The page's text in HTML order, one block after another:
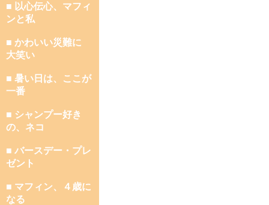
■ 以心伝心、マフィ
ンと私
■ かわいい災難に
大笑い
■ 暑い日は、ここが
一番
■ シャンプー好き
の、ネコ
■ バースデー・プレ
ゼント
■ マフィン、４歳に
なる